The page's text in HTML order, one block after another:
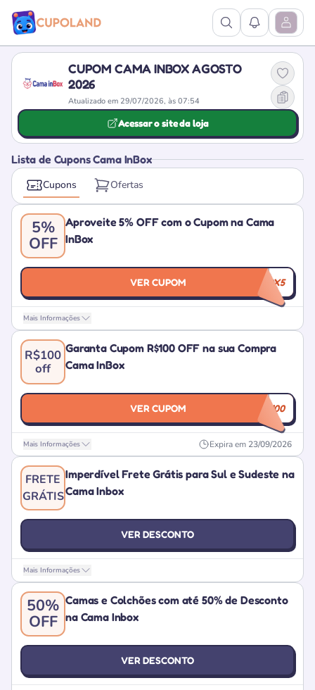
Ver Pesquisa
Ver Abrir
CUPOM CAMA INBOX AGOSTO
2026
Atualizado em 29/07/2026, às 07:54
Acessar o site da loja
Lista de Cupons Cama InBox
Cupons Ofertas
5%
OFF
Aproveite 5% OFF com o Cupom na Cama
InBox
VER CUPOM CAMAINBOX5
Mais Informações
R$100
off
Garanta Cupom R$100 OFF na sua Compra
Cama InBox
VER CUPOM INVERNO100
Mais Informações Expira em 23/09/2026
FRETE
GRÁTIS
Imperdível Frete Grátis para Sul e Sudeste na
Cama Inbox
VER DESCONTO
Mais Informações
50%
OFF
Camas e Colchões com até 50% de Desconto
na Cama Inbox
VER DESCONTO